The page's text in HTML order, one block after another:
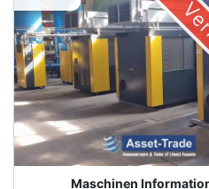
Maschinen